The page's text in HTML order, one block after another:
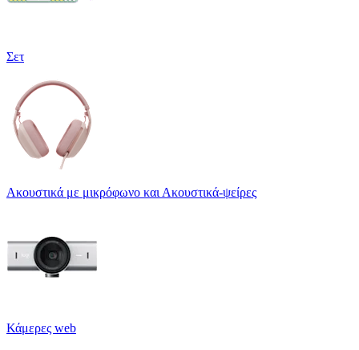
Σετ
Ακουστικά με μικρόφωνο και Ακουστικά-ψείρες
Κάμερες web